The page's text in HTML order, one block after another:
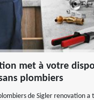
met à votre
plombiers
de Sigler renovation